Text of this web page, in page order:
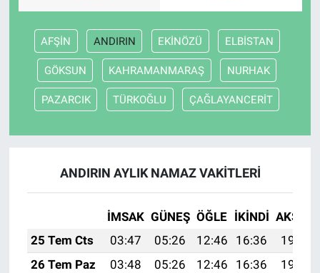
AFŞİN ANDIRIN EKİNÖZÜ ELBİSTAN
GÖKSUN KAHRAMANMARAŞ NURHAK
PAZARCIK TÜRKOĞLU ÇAĞLAYANCERİT
ANDIRIN AYLIK NAMAZ VAKITLERI
İMSAK GÜNEŞ ÖĞLE İKINDI AKŞAM
25 Tem Cts
03:47 05:26 12:46 16:36
19:57
26 Tem Paz
03:48 05:26 12:46 16:36
19:56